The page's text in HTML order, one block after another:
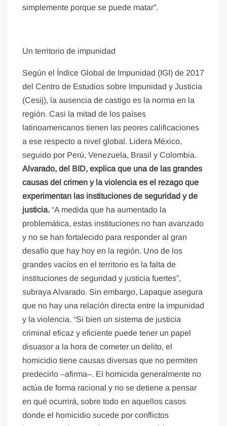
simplemente porque se puede matar”.
Un territorio de impunidad
Según el Índice Global de Impunidad (IGI) de 2017
del Centro de Estudios sobre Impunidad y Justicia
(Cesij), la ausencia de castigo es la norma en la
región. Casi la mitad de los países
latinoamericanos tienen las peores calificaciones
a ese respecto a nivel global. Lidera México,
seguido por Perú, Venezuela, Brasil y Colombia.
Alvarado, del BID, explica que una de las grandes
causas del crimen y la violencia es el rezago que
experimentan las instituciones de seguridad y de
justicia. “A medida que ha aumentado la
problemática, estas instituciones no han avanzado
y no se han fortalecido para responder al gran
desafío que hay hoy en la región. Uno de los
grandes vacíos en el territorio es la falta de
instituciones de seguridad y justicia fuertes”,
subraya Alvarado. Sin embargo, Lapaque asegura
que no hay una relación directa entre la impunidad
y la violencia. “Si bien un sistema de justicia
criminal eficaz y eficiente puede tener un papel
disuasor a la hora de cometer un delito, el
homicidio tiene causas diversas que no permiten
predecirlo –afirma–. El homicida generalmente no
actúa de forma racional y no se detiene a pensar
en qué ocurrirá, sobre todo en aquellos casos
donde el homicidio sucede por conflictos